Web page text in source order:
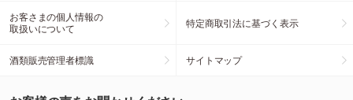
お客さまの個人情報の
取扱いについて
特定商取引法に基づく表示
酒類販売管理者標識 サイトマップ